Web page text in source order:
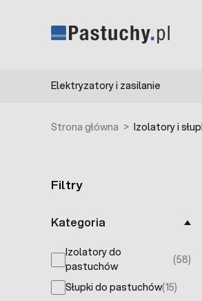
Elektryzatory i zasilanie
Strona główna > Izolatory i
Filtry
Kategoria
Izolatory do
pastuchów
(58)
products available
Słupki do pastuchów(15)
products available